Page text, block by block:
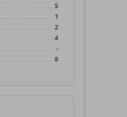
5
1
2
4
-
8